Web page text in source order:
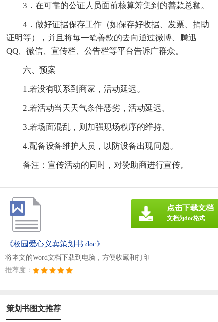
3．在可靠的公证人员面前核算筹集到的善款总额。
4．做好证据保存工作（如保存好收据、发票、捐助
证明等），并且将每一笔善款的去向通过微博、腾迅
QQ、微信、宣传栏、公告栏等平台告诉广群众。
六、预案
1.若没有联系到商家，活动延迟。
2.若活动当天天气条件恶劣，活动延迟。
3.若场面混乱，则加强现场秩序的维持。
4.配备设备维护人员，以防设备出现问题。
备注：宣传活动的同时，对赞助商进行宣传。
《校园爱心义卖策划书.doc》
将本文的Word文档下载到电脑，方便收藏和打印
推荐度：
点击下载文档
文档为doc格式
策划书图文推荐